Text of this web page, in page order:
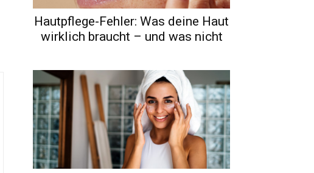
Hautpflege-Fehler: Was deine Haut
wirklich braucht – und was nicht